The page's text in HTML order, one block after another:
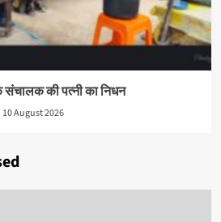
संचालक की पत्नी का निधन
10 August 2026